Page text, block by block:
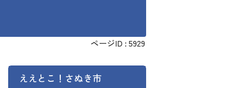
ページID : 5929
ええとこ！さぬき市